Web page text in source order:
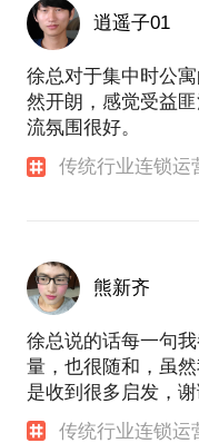
逍遥子01
徐总对于集中时公
然开朗，感觉受益
流氛围很好。
传统行业连锁运
熊新齐
徐总说的话每一句
量，也很随和，虽
是收到很多启发，谢
传统行业连锁运